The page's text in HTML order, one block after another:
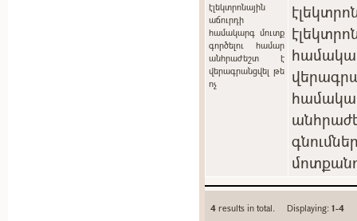
էլեկտրոնային
աճուրդի
համակարգ մուտք
գործելու համար
անհրաժեշտ է
վերագրանցվել թե
ոչ
4 results in total. Displaying:1-4